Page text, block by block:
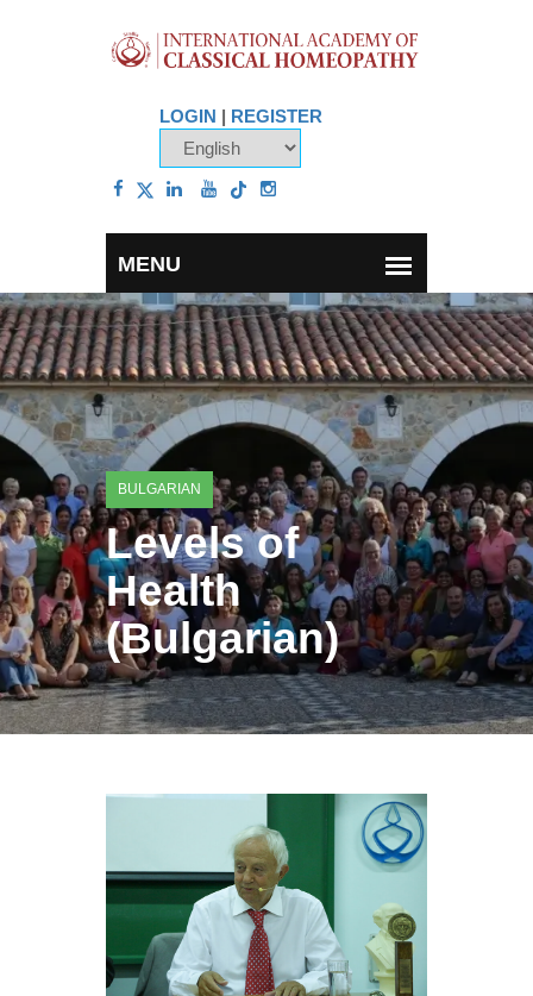
LOGIN | REGISTER
BULGARIAN
Levels of
Health
(Bulgarian)